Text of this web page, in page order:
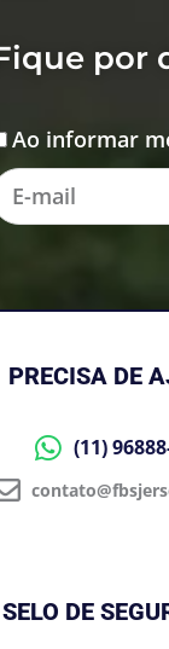
por
Ao informar
PRECISA DE
(11)
SELO DE